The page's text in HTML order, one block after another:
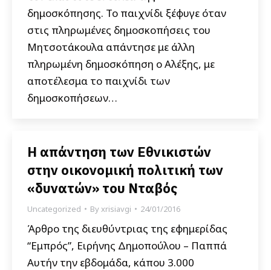
δημοσκόπησης. Το παιχνίδι ξέφυγε όταν
στις πληρωμένες δημοσκοπήσεις του
Μητσοτάκουλα απάντησε με άλλη
πληρωμένη δημοσκόπηση ο Αλέξης, με
αποτέλεσμα το παιχνίδι των
δημοσκοπήσεων…
Η απάντηση των Εθνικιστών
στην οικονομική πολιτική των
«δυνατών» του Νταβός
Uncategorized Byxrisiavgi 24/01/2016
Άρθρο της διευθύντριας της εφημερίδας
“Εμπρός”, Ειρήνης Δημοπούλου – Παππά
Αυτήν την εβδομάδα, κάπου 3.000